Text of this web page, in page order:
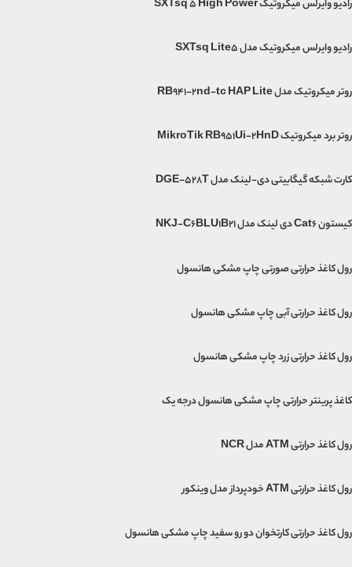
رادیو وایرلس میکروتیک SXTsq 5 High Power
رادیو وایرلس میکروتیک مدل SXTsq Lite5
روتر میکروتیک مدل RB941-2nd-tc HAP Lite
روتر برد میکروتیک MikroTik RB951Ui-2HnD
کارت شبکه گیگابیتی دی-لینک مدل DGE-528T
کیستون Cat6 دی لینک مدل NKJ-C6BLU1B21
رول کاغذ حرارتی صورتی چاپ مشکی هانسول
رول کاغذ حرارتی آبی چاپ مشکی هانسول
رول کاغذ حرارتی زرد چاپ مشکی هانسول
کاغذ پرینتر حرارتی چاپ مشکی هانسول درجه یک
رول کاغذ حرارتی ATM مدل NCR
رول کاغذ حرارتی ATM خودپرداز مدل وینکور
رول کاغذ حرارتی کارتخوان دو رو سفید چاپ مشکی هانسول